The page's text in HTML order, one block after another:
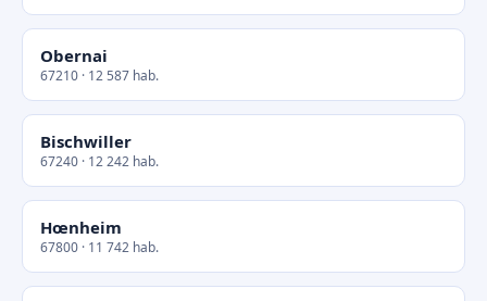
Obernai
67210 · 12 587 hab.
Bischwiller
67240 · 12 242 hab.
Hœnheim
67800 · 11 742 hab.